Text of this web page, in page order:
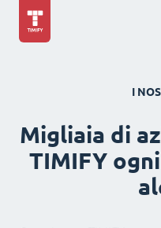
I
Migliaia di
TIMIFY